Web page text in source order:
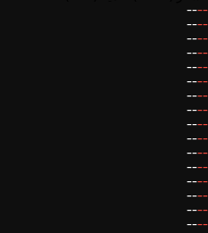
--
--
--
--
--
--
--
--
--
--
--
--
--
--
--
--
--
--
--
--
--
--
--
--
--
--
--
--
--
--
--
--